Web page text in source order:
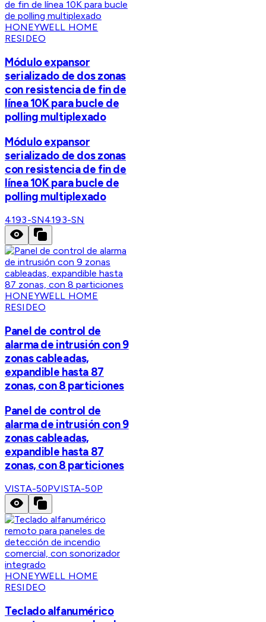
HONEYWELL HOME
RESIDEO
Módulo expansor
serializado de dos zonas
con resistencia de fin de
línea 10K para bucle de
polling multiplexado
Módulo expansor
serializado de dos zonas
con resistencia de fin de
línea 10K para bucle de
polling multiplexado
4193-SN4193-SN
HONEYWELL HOME
RESIDEO
Panel de control de
alarma de intrusión con 9
zonas cableadas,
expandible hasta 87
zonas, con 8 particiones
Panel de control de
alarma de intrusión con 9
zonas cableadas,
expandible hasta 87
zonas, con 8 particiones
VISTA-50PVISTA-50P
HONEYWELL HOME
RESIDEO
Teclado alfanumérico